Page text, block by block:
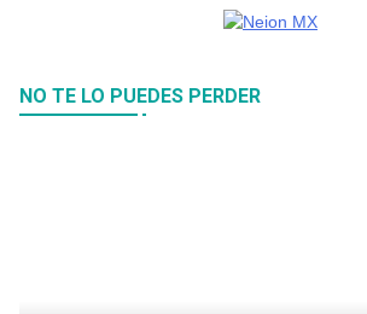
NO TE LO PUEDES PERDER